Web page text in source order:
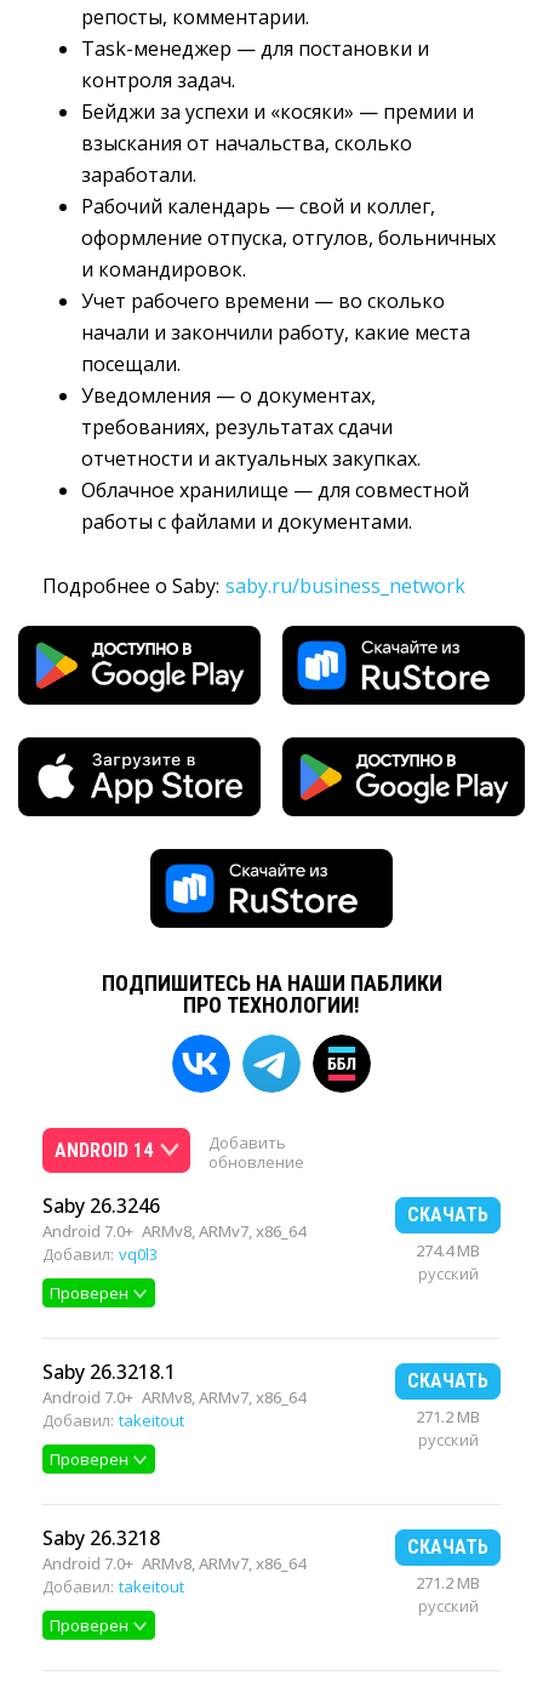
репосты, комментарии.
Task-менеджер — для постановки и
контроля задач.
Бейджи за успехи и «косяки» — премии и
взыскания от начальства, сколько
заработали.
Рабочий календарь — свой и коллег,
оформление отпуска, отгулов, больничных
и командировок.
Учет рабочего времени — во сколько
начали и закончили работу, какие места
посещали.
Уведомления — о документах,
требованиях, результатах сдачи
отчетности и актуальных закупках.
Облачное хранилище — для совместной
работы с файлами и документами.
Подробнее о Saby: saby.ru/business_network
ПОДПИШИТЕСЬ НА НАШИ ПАБЛИКИ
ПРО ТЕХНОЛОГИИ!
ANDROID 14
Добавить
обновление
Saby 26.3246
Android 7.0+ ARMv8, ARMv7, x86_64
Добавил: vq0l3
Проверен
СКАЧАТЬ
274.4 MB
русский
Saby 26.3218.1
Android 7.0+ ARMv8, ARMv7, x86_64
Добавил: takeitout
Проверен
СКАЧАТЬ
271.2 MB
русский
Saby 26.3218
Android 7.0+ ARMv8, ARMv7, x86_64
Добавил: takeitout
Проверен
СКАЧАТЬ
271.2 MB
русский